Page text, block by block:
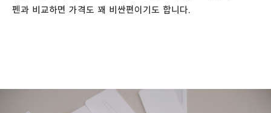
펜과 비교하면 가격도 꽤 비싼편이기도 합니다.